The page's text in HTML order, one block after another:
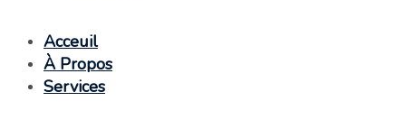
Acceuil
À Propos
Services